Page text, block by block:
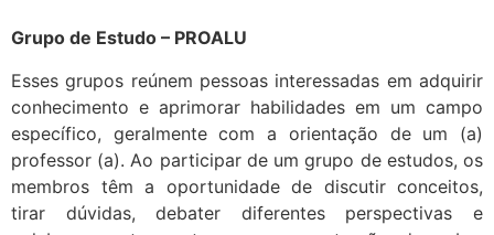
Grupo de Estudo – PROALU
Esses grupos reúnem pessoas interessadas em adquirir
conhecimento e aprimorar habilidades em um campo
específico, geralmente com a orientação de um (a)
professor (a). Ao participar de um grupo de estudos, os
membros têm a oportunidade de discutir conceitos,
tirar dúvidas, debater diferentes perspectivas e